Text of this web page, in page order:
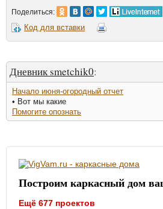
Поделиться:
Код для вставки
Дневник smetchik0:
Начало июня-огородный отчет
• Вот мы какие
Помогите опознать
Построим каркасный дом
Ещё 677 проектов